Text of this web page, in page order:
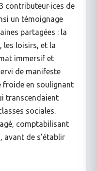
contributeur·ices de
un témoignage
partagées : la
les loisirs, et la
immersif et
de manifeste
froide en soulignant
transcendaient
sociales.
comptabilisant
avant de s’établir